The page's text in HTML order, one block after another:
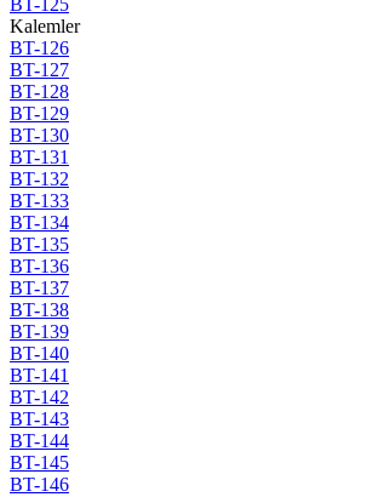
BT-125
Kalemler
BT-126
BT-127
BT-128
BT-129
BT-130
BT-131
BT-132
BT-133
BT-134
BT-135
BT-136
BT-137
BT-138
BT-139
BT-140
BT-141
BT-142
BT-143
BT-144
BT-145
BT-146